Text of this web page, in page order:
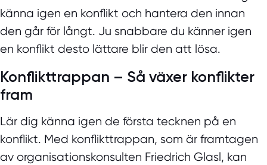
känna igen en konflikt och hantera den innan
den går för långt. Ju snabbare du känner igen
en konflikt desto lättare blir den att lösa.
Konflikttrappan – Så växer konflikter
fram
Lär dig känna igen de första tecknen på en
konflikt. Med konflikttrappan, som är framtagen
av organisationskonsulten Friedrich Glasl, kan